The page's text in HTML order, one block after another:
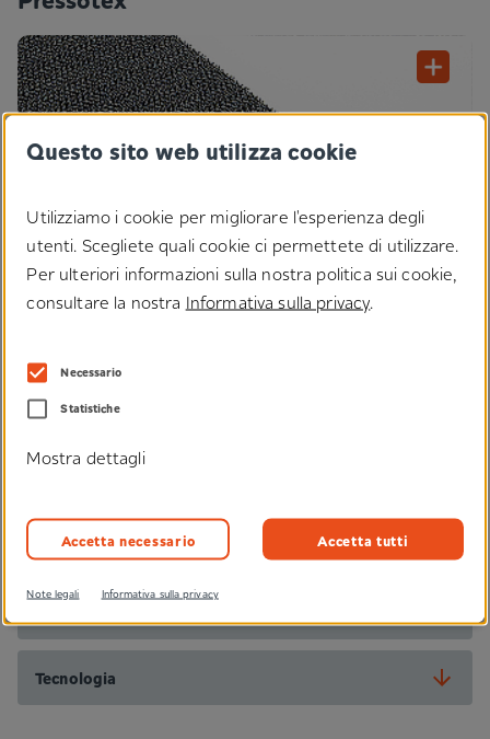
Pressotex
meccanica, l'industria automobilistica o l'edilizia si affidano alla
#Bagagliaio #Rivestimento cielo dell’auto
Tecnologia
Questo sito web utilizza cookie
Utilizziamo i cookie per migliorare l'esperienza degli
utenti. Scegliete quali cookie ci permettete di utilizzare.
Per ulteriori informazioni sulla nostra politica sui cookie,
consultare la nostra Informativa sulla privacy.
Necessario
Statistiche
Mostra dettagli
Accetta necessario Accetta tutti
Note legali Informativa sulla privacy